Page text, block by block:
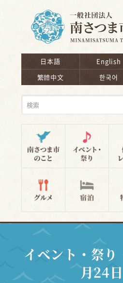
日本語 English
繁體中文
한국어
イベント・祭
月24日